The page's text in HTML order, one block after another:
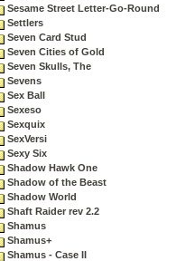
Sesame Street Letter-Go-Round
Settlers
Seven Card Stud
Seven Cities of Gold
Seven Skulls, The
Sevens
Sex Ball
Sexeso
Sexquix
SexVersi
Sexy Six
Shadow Hawk One
Shadow of the Beast
Shadow World
Shaft Raider rev 2.2
Shamus
Shamus+
Shamus - Case II